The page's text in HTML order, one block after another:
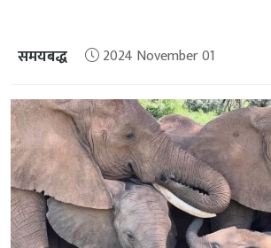
समयबद्ध 2024 November 01